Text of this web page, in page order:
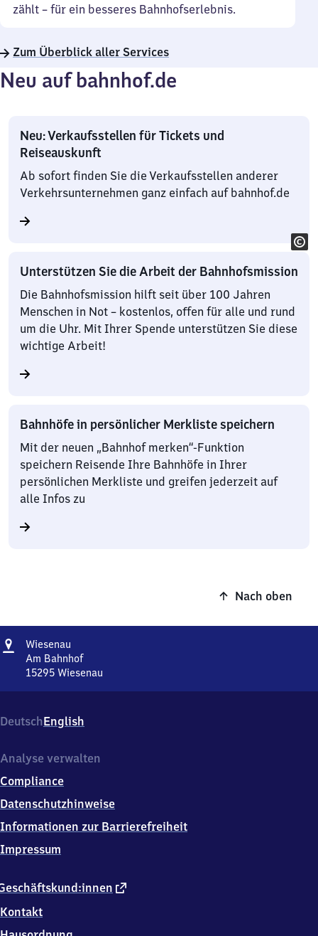
zählt – für ein besseres Bahnhofserlebnis.
Zum Überblick aller Services
Neu auf bahnhof.de
Neu: Verkaufsstellen für Tickets und
Reiseauskunft
Ab sofort finden Sie die Verkaufsstellen anderer
Verkehrsunternehmen ganz einfach auf bahnhof.de
Unterstützen Sie die Arbeit der Bahnhofsmission
Die Bahnhofsmission hilft seit über 100 Jahren
Menschen in Not – kostenlos, offen für alle und rund
um die Uhr. Mit Ihrer Spende unterstützen Sie diese
wichtige Arbeit!
Bahnhöfe in persönlicher Merkliste speichern
Mit der neuen „Bahnhof merken“-Funktion
speichern Reisende Ihre Bahnhöfe in Ihrer
persönlichen Merkliste und greifen jederzeit auf
alle Infos zu
Nach oben
Adresse
Wiesenau
Am Bahnhof
15295 Wiesenau
Bahnhof,
1
2
5
Wiesenau
DeutschEnglish
externer
Kontakt
Analyse verwalten
Compliance
Datenschutzhinweise
Informationen zur Barrierefreiheit
Impressum